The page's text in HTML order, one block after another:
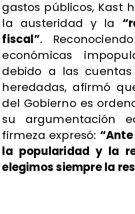
gastos públicos, Kast
la austeridad y la
fiscal”.
económicas
debido a las cuentas
heredadas, afirmó
del Gobierno es
su argumentación
firmeza expresó:
la popularidad y la
elegimos siempre la